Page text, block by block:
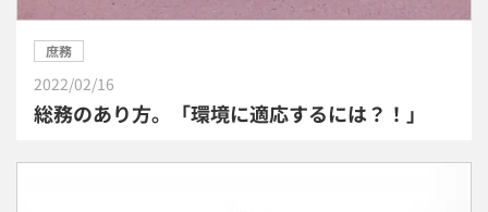
庶務
2022/02/16
総務のあり方。「環境に適応するには？！」